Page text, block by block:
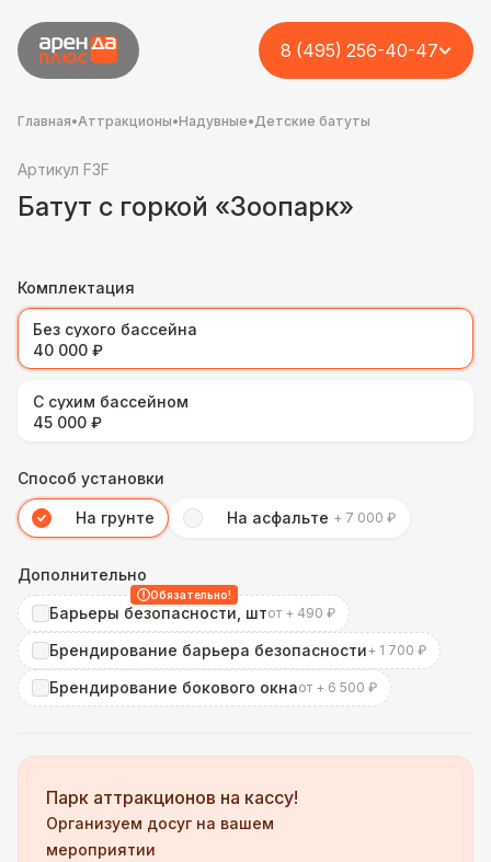
8 (495) 256-40-47
Главная•Аттракционы•Надувные•Детские батуты
Артикул F3F
Батут с горкой «Зоопарк»
Комплектация
Без сухого бассейна
40 000 ₽
С сухим бассейном
45 000 ₽
Способ установки
На грунте На асфальте + 7 000 ₽
Дополнительно
Обязательно!
Барьеры безопасности, штот + 490 ₽
Брендирование барьера безопасности+ 1 700 ₽
Брендирование бокового окнаот + 6 500 ₽
Парк аттракционов на кассу!
Организуем досуг на вашем
мероприятии